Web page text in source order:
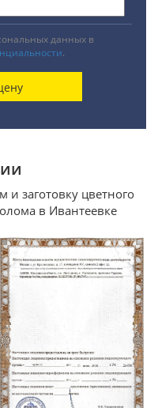
данных в
.
заготовку цветного
в Ивантеевке